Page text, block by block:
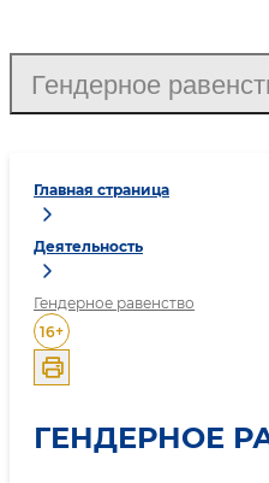
Главная страница
Деятельность
Гендерное равенство
16+
ГЕНДЕРНОЕ
Гендерное